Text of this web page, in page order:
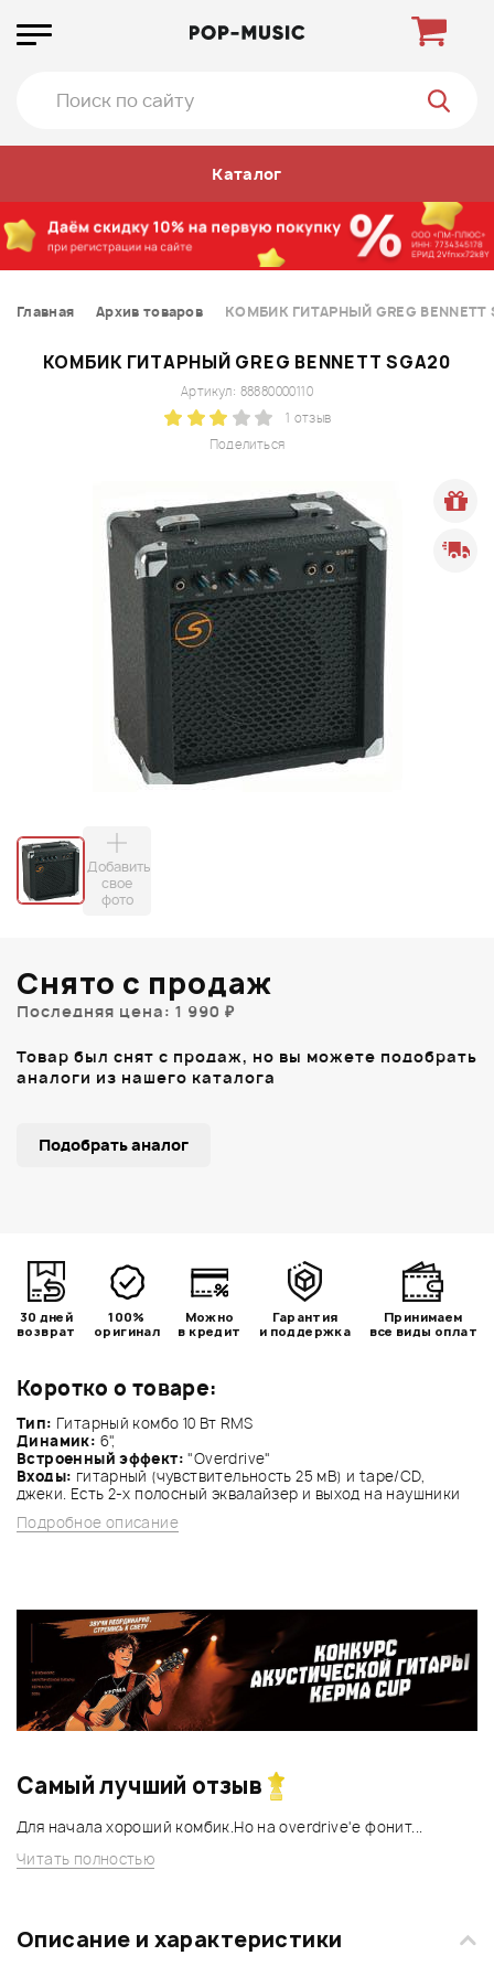
Каталог
Главная Архив товаров КОМБИК ГИТАРНЫЙ GREG BENNETT
КОМБИК ГИТАРНЫЙ GREG BENNETT SGA20
Поделиться
Артикул: 88880000110
1 отзыв
Добавить
свое
фото
Коротко о товаре:
Тип: Гитарный комбо 10 Вт RMS
Динамик: 6",
Встроенный эффект: "Overdrive"
Входы: гитарный (чувствительность 25 мВ) и tape/CD,
джеки. Есть 2-х полосный эквалайзер и выход на наушники
Подробное описание
Снято с продаж
Последняя цена: 1 990 ₽
Товар был снят с продаж, но вы можете подобрать
аналоги из нашего каталога
Подобрать аналог
30 дней
возврат
100%
оригинал
Можно
в кредит
Гарантия
и поддержка
Принимаем
все виды оплат
Самый лучший отзыв
Для начала хороший комбик.Но на overdrive'е фонит...
Читать полностью
Описание и характеристики